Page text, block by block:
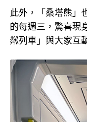
此外，「桑塔熊」
的每週三，驚喜現
粼列車」與大家互